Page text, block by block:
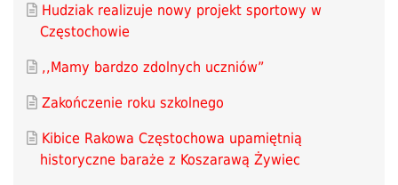
Hudziak realizuje nowy projekt sportowy w
Częstochowie
,,Mamy bardzo zdolnych uczniów”
Zakończenie roku szkolnego
Kibice Rakowa Częstochowa upamiętnią
historyczne baraże z Koszarawą Żywiec